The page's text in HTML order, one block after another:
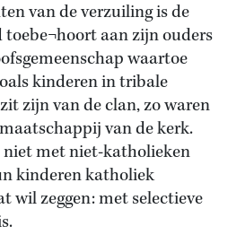
van de verzuiling is de
aan zijn ouders
waartoe
kinderen in tribale
zijn van de clan, zo waren
van de kerk.
met niet-katholieken
kinderen katholiek
wil zeggen: met selectieve